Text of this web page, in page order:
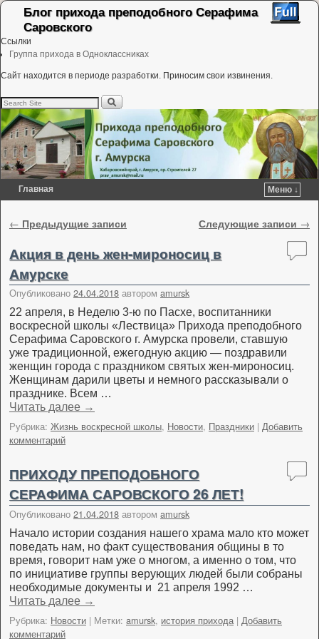
Блог прихода преподобного Серафима
Саровского
Ссылки
Группа прихода в Одноклассниках
Сайт находится в периоде разработки. Приносим свои извинения.
Главная
Меню ↓
Навигация по записям
← Предыдущие записи Следующие записи →
Акция в день жен-мироносиц в
Амурске
Опубликовано 24.04.2018 автором amursk
22 апреля, в Неделю 3-ю по Пасхе, воспитанники
воскресной школы «Лествица» Прихода преподобного
Серафима Саровского г. Амурска провели, ставшую
уже традиционной, ежегодную акцию — поздравили
женщин города с праздником святых жен-мироносиц.
Женщинам дарили цветы и немного рассказывали о
празднике. Всем …
Читать далее →
Рубрика: Жизнь воскресной школы, Новости, Праздники | Добавить
комментарий
ПРИХОДУ ПРЕПОДОБНОГО
СЕРАФИМА САРОВСКОГО 26 ЛЕТ!
Опубликовано 21.04.2018 автором amursk
Начало истории создания нашего храма мало кто может
поведать нам, но факт существования общины в то
время, говорит нам уже о многом, а именно о том, что
по инициативе группы верующих людей были собраны
необходимые документы и 21 апреля 1992 …
Читать далее →
Рубрика: Новости | Метки: amursk, история прихода | Добавить
комментарий